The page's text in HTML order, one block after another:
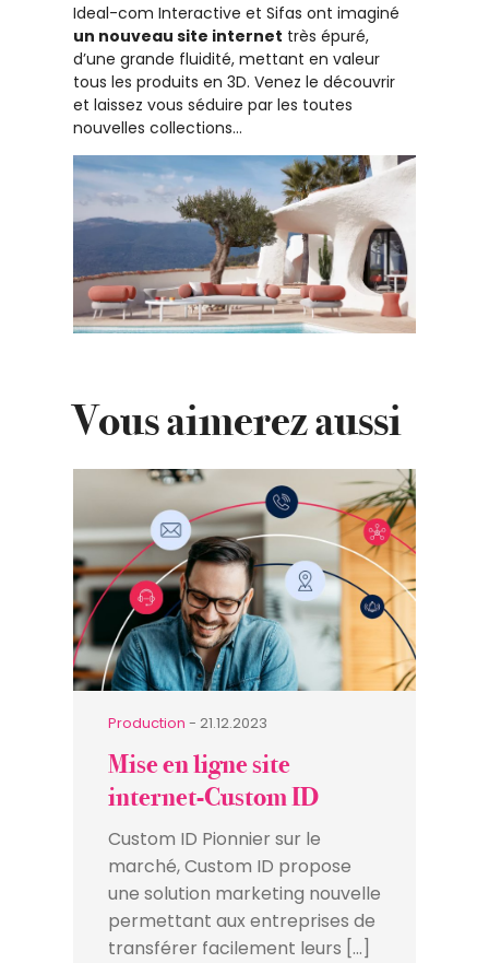
Ideal-com Interactive et Sifas ont imaginé
un nouveau site internet très épuré,
d’une grande fluidité, mettant en valeur
tous les produits en 3D. Venez le découvrir
et laissez vous séduire par les toutes
nouvelles collections…
Vous aimerez aussi
Production - 21.12.2023
Mise en ligne site
internet-Custom ID
Custom ID Pionnier sur le
marché, Custom ID propose
une solution marketing nouvelle
permettant aux entreprises de
transférer facilement leurs […]